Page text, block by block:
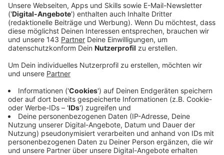
Ein Promi, keine Fragen und fünf
Gegenstände
Anzeige
Wenn ein Popstar, Comedian, Schauspieler oder
Politiker bei uns zu Besuch ist, stellt er sich auch dem
besonderen Video-Interview „Fünf für". Dabei wird
keine einzige Frage gestellt, sondern dem Gast
einfach fünf Dinge in die Hand gedrückt, zu denen er
das erzählt, was ihm als Erstes einfällt. Keine